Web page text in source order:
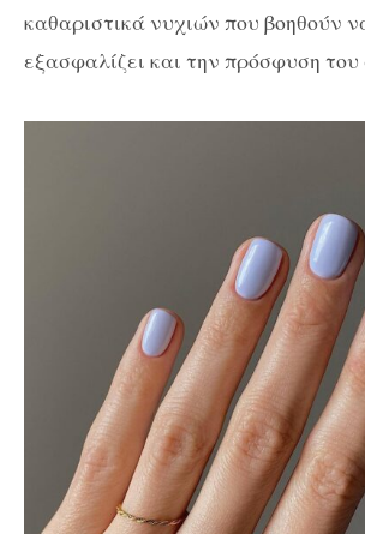
καθαριστικά νυχιών που βοηθούν
εξασφαλίζει και την πρόσφυση